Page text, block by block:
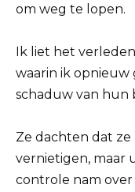
om weg te lopen.
Ik liet het
waarin ik
schaduw van hun
Ze dachten dat
vernietigen, maar
controle nam over